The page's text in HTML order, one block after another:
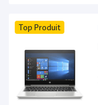
Top Produit